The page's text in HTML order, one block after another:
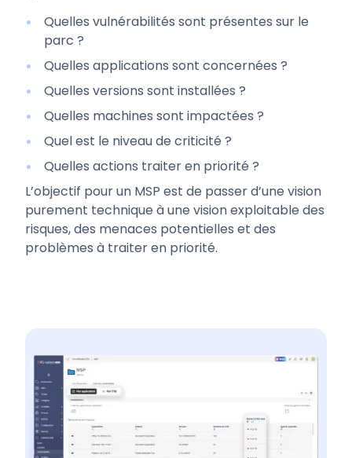
Quelles vulnérabilités sont présentes sur le
parc ?
Quelles applications sont concernées ?
Quelles versions sont installées ?
Quelles machines sont impactées ?
Quel est le niveau de criticité ?
Quelles actions traiter en priorité ?
L’objectif pour un MSP est de passer d’une vision
purement technique à une vision exploitable des
risques, des menaces potentielles et des
problèmes à traiter en priorité.